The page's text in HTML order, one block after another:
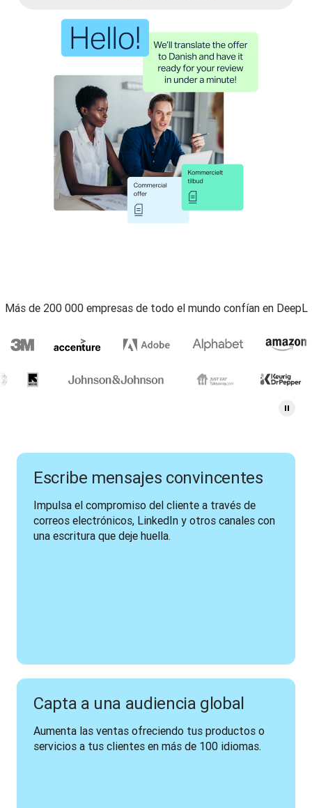
Más de 200 000 empresas de todo el mundo confían en DeepL
Escribe mensajes convincentes
Impulsa el compromiso del cliente a través de
correos electrónicos, LinkedIn y otros canales con
una escritura que deje huella.
Capta a una audiencia global
Aumenta las ventas ofreciendo tus productos o
servicios a tus clientes en más de 100 idiomas.